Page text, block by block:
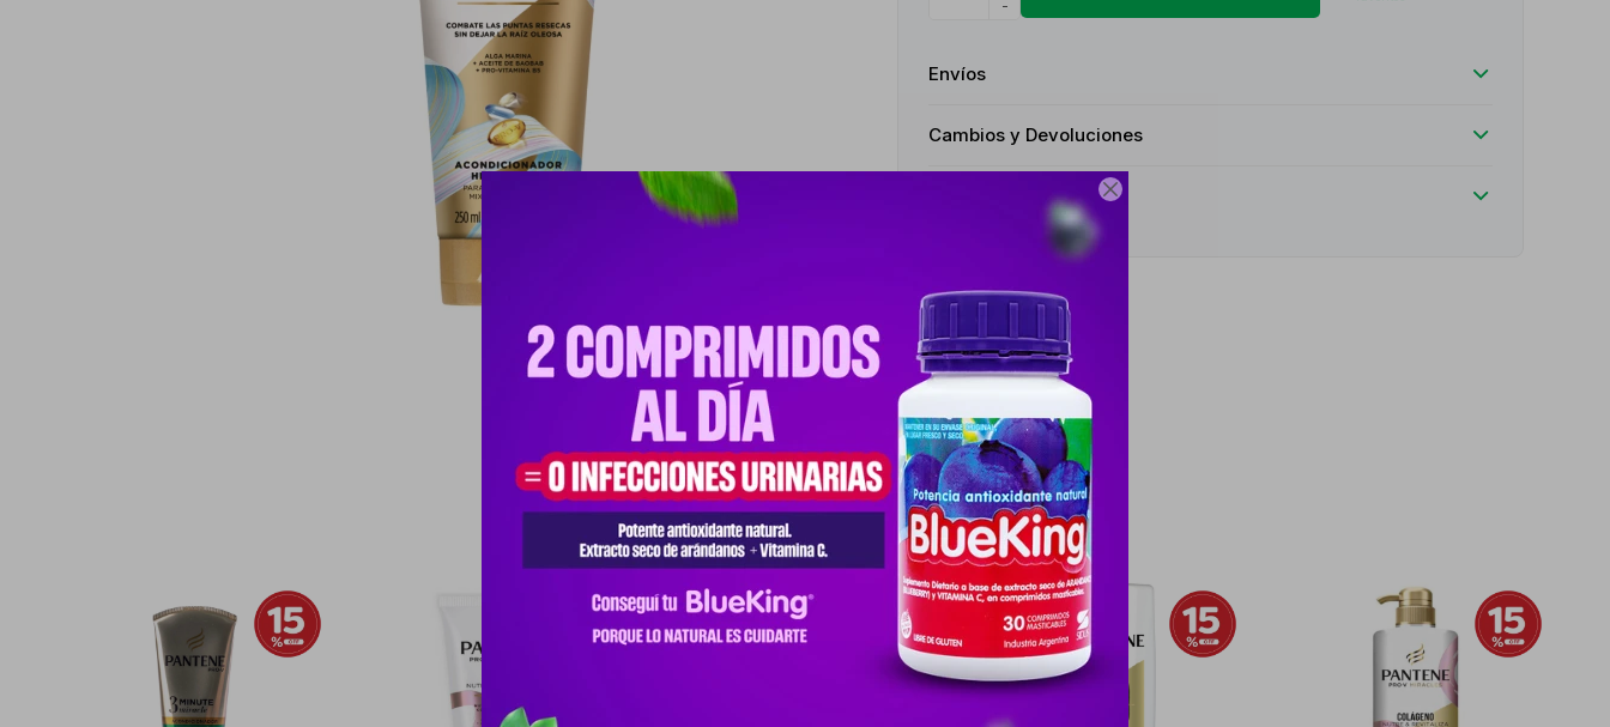

-
Envíos
Cambios y Devoluciones
Medios de pago
Productos que te pueden interesar